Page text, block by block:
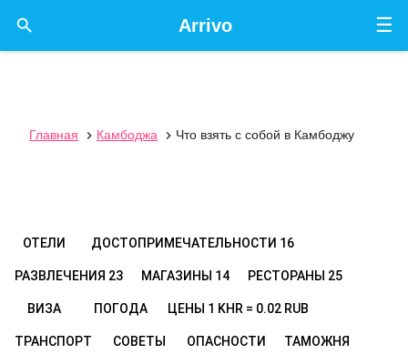
☰
Arrivo

Главная  Камбоджа  Что взять с собой в Камбоджу
ОТЕЛИ ДОСТОПРИМЕЧАТЕЛЬНОСТИ 16
РАЗВЛЕЧЕНИЯ 23 МАГАЗИНЫ 14 РЕСТОРАНЫ 25
ВИЗА ПОГОДА ЦЕНЫ 1 KHR = 0.02 RUB
ТРАНСПОРТ СОВЕТЫ ОПАСНОСТИ ТАМОЖНЯ